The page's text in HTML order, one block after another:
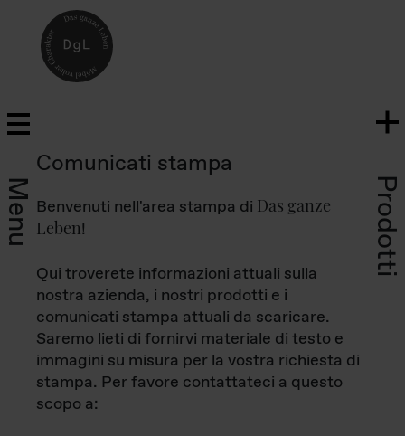
Menu Prodotti
Comunicati stampa
Benvenuti nell'area stampa di Das ganze
Leben!
Qui troverete informazioni attuali sulla
nostra azienda, i nostri prodotti e i
comunicati stampa attuali da scaricare.
Saremo lieti di fornirvi materiale di testo e
immagini su misura per la vostra richiesta di
stampa. Per favore contattateci a questo
scopo a: